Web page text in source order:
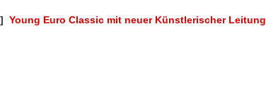
Young Euro Classic mit neuer Künstlerischer Leitung